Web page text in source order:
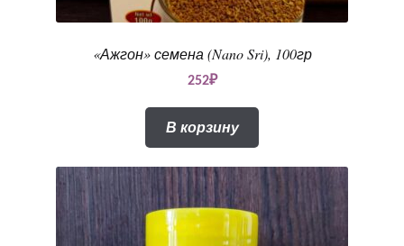
«Ажгон» семена (Nano Sri), 100гр
252₽
В корзину